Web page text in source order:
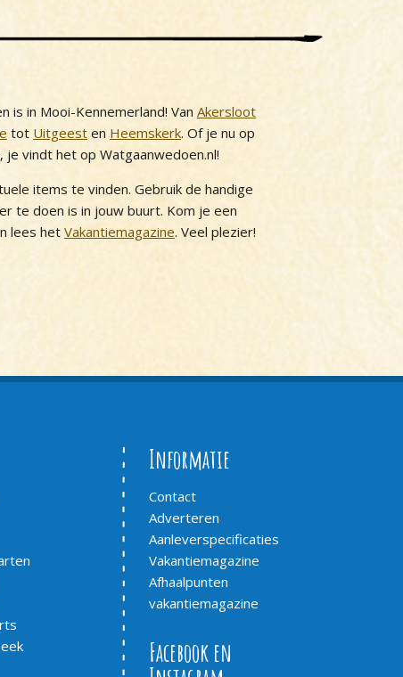
is in Mooi-Kennemerland! Van Akersloot
tot Uitgeest en Heemskerk. Of je nu op
vindt het op Watgaanwedoen.nl!
items te vinden. Gebruik de handige
te doen is in jouw buurt. Kom je een
lees het Vakantiemagazine. Veel plezier!
Informatie
Contact
Adverteren
Aanleverspecificaties
Vakantiemagazine
Afhaalpunten
vakantiemagazine
Facebook en